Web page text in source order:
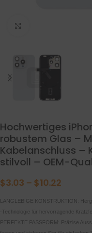
Hochwertiges
robustem Glas –
Kabelanschluss –
stilvoll – OEM-
$3.03 – $10.22
LANGLEBIGE KONSTRUKTION:
-Technologie für hervorragende
PERFEKTE PASSFORM: Präzise